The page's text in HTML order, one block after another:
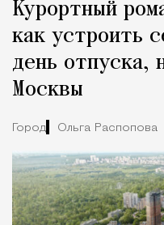
Курортный
как устроить
день отпуска,
Москвы
Город Ольга Распопова